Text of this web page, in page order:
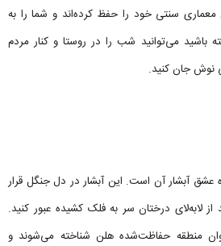
معماری سنتی خود را حفظ کرده‌اند و شما را به
باشید می‌توانید شب را در روستا و کنار مردم
نوش جان کنید.
عشق آبشار آن است. این آبشار در دل جنگل قرار
لابه‌لای درختان سر به فلک کشیده عبور کنید.
منطقه حفاظت‌شده هلن شناخته می‌شوند و